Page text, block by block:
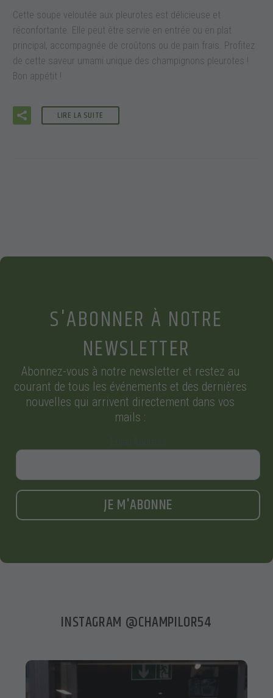
Cette soupe veloutée aux pleurotes est délicieuse et
réconfortante. Elle peut être servie en entrée ou en plat
principal, accompagnée de croûtons ou de pain frais. Profitez
de cette saveur umami unique des champignons pleurotes !
Bon appétit !
LIRE LA SUITE
S'ABONNER À NOTRE
NEWSLETTER
Abonnez-vous à notre newsletter et restez au
courant de tous les événements et des dernières
nouvelles qui arrivent directement dans vos
mails :
Email Address
JE M'ABONNE
INSTAGRAM @CHAMPILOR54